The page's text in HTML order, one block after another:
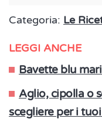
Categoria: Le
LEGGI ANCHE
Bavette blu
Aglio, cipolla o
scegliere per i